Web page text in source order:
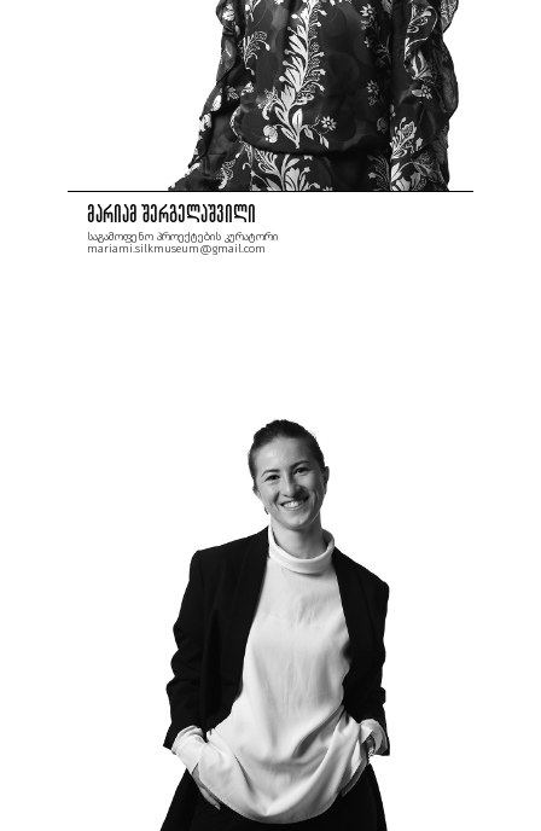
მარიამ შერგელაშვილი
საგამოფენო პროექტების კურატორი
mariami.silkmuseum@gmail.com